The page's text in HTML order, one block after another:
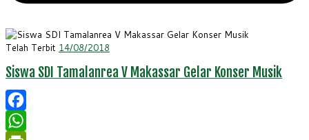
Telah Terbit 14/08/2018
Siswa SDI Tamalanrea V Makassar Gelar Konser Musik
Facebook